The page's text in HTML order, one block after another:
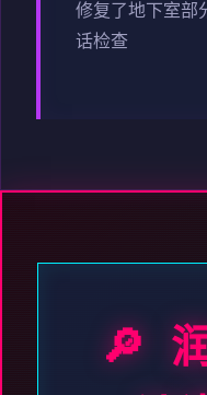
修复了地下室
话检查
🔎